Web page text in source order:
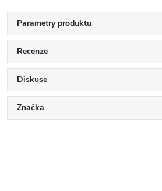
Parametry produktu
Recenze
Diskuse
Značka